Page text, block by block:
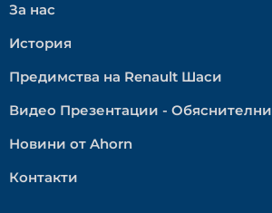
За нас
История
Предимства на Renault Шаси
Видео Презентации - Обяснителни
Новини от Ahorn
Контакти